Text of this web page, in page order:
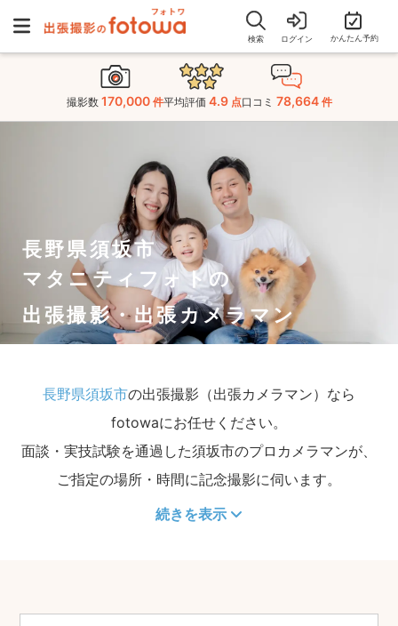
検索 ログイン かんたん予約
撮影数 170,000 件平均評価 4.9 点口コミ 78,664 件
長野県須坂市
マタニティフォトの
出張撮影・出張カメラマン
長野県須坂市の出張撮影（出張カメラマン）なら
fotowaにお任せください。
面談・実技試験を通過した須坂市のプロカメラマンが、
ご指定の場所・時間に記念撮影に伺います。
続きを表示